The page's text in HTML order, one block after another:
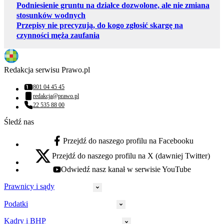
Podniesienie gruntu na działce dozwolone, ale nie zmiana
stosunków wodnych
Przepisy nie precyzują, do kogo zgłosić skargę na
czynności męża zaufania
Redakcja serwisu Prawo.pl
Numer telefonu:
801 04 45 45
Adres email:
redakcja@prawo.pl
Numer telefonu:
22 535 88 00
Śledź nas
facebook - otwiera się w nowej karcie
Przejdź do naszego profilu na Facebooku
x - otwiera się w nowej karcie
Przejdź do naszego profilu na X (dawniej Twitter)
youtube - otwiera się w nowej karcie
Odwiedź nasz kanał w serwisie YouTube
Prawnicy i sądy
Prawnicy
Podatki
Kadry i BHP